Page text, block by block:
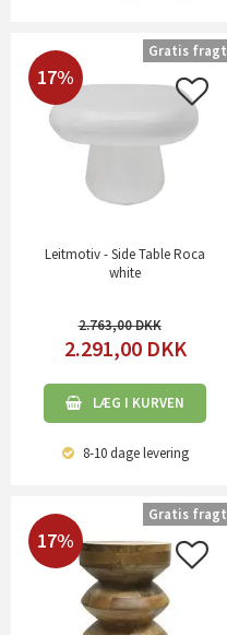
17%
Leitmotiv - Side Table Roca
white
2.763,00
2.291,00 DKK
LÆG I KURVEN
8-10 dagelevering
Gratis fragt
17%
Gratis fragt